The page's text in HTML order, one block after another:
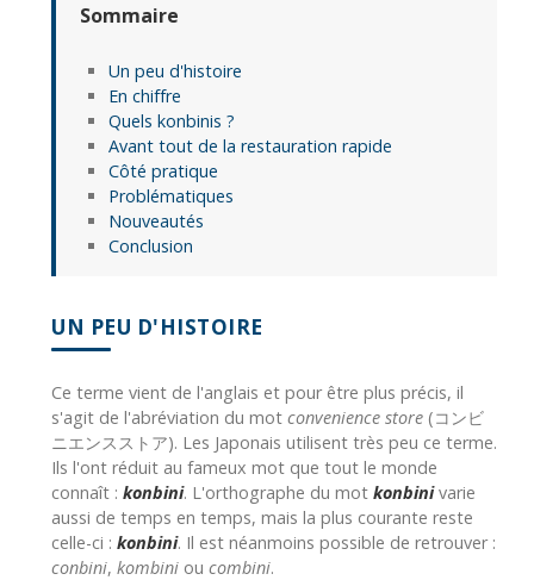
Sommaire
Un peu d'histoire
En chiffre
Quels konbinis ?
Avant tout de la restauration rapide
Côté pratique
Problématiques
Nouveautés
Conclusion
UN PEU D'HISTOIRE
Ce terme vient de l'anglais et pour être plus précis, il
s'agit de l'abréviation du mot convenience store (コンビ
ニエンスストア). Les Japonais utilisent très peu ce terme.
Ils l'ont réduit au fameux mot que tout le monde
connaît : konbini. L'orthographe du mot konbinivarie
aussi de temps en temps, mais la plus courante reste
celle-ci : konbini. Il est néanmoins possible de retrouver :
conbini, kombini ou combini.